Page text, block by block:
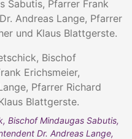
Sabutis, Pfarrer Frank
Andreas Lange, Pfarrer
und Klaus Blattgerste.
Bischof Mindaugas Sabutis,
Dr. Andreas Lange,